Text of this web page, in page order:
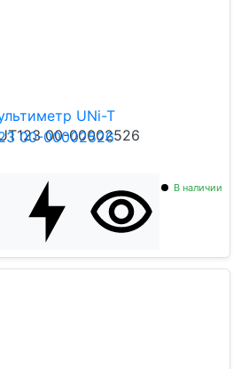
00-00002526
В наличии